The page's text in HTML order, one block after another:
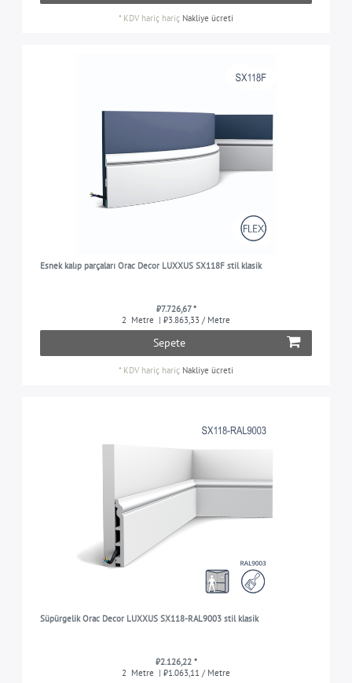
* KDV hariç hariç Nakliye ücreti
Esnek kalıp parçaları Orac Decor LUXXUS SX118F stil klasik
₺7.726,67 *
2 Metre | ₺3.863,33 / Metre
Sepete
* KDV hariç hariç Nakliye ücreti
Süpürgelik Orac Decor LUXXUS SX118-RAL9003 stil klasik
₺2.126,22 *
2 Metre | ₺1.063,11 / Metre